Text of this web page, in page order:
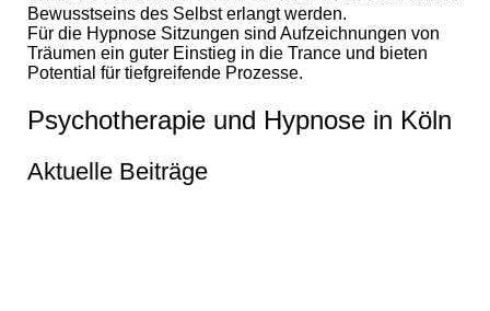
Bewusstseins des Selbst erlangt werden.
Für die Hypnose Sitzungen sind Aufzeichnungen von
Träumen ein guter Einstieg in die Trance und bieten
Potential für tiefgreifende Prozesse.
Psychotherapie und Hypnose in Köln
Aktuelle Beiträge